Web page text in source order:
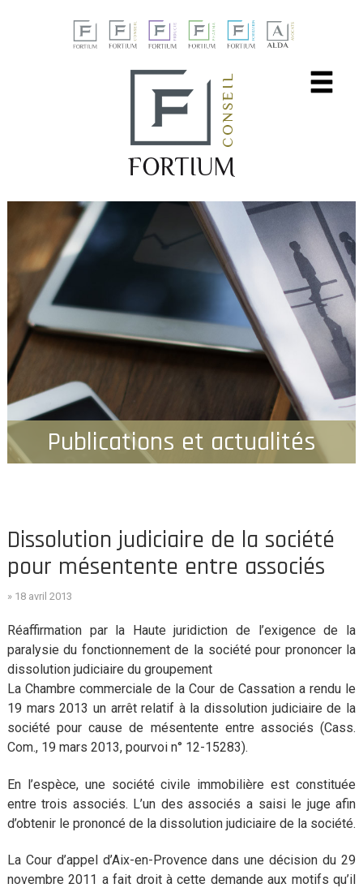
Publications et actualités
Dissolution judiciaire de la société
pour mésentente entre associés
» 18 avril 2013
Réaffirmation par la Haute juridiction de l’exigence de la
paralysie du fonctionnement de la société pour prononcer la
dissolution judiciaire du groupement
La Chambre commerciale de la Cour de Cassation a rendu le
19 mars 2013 un arrêt relatif à la dissolution judiciaire de la
société pour cause de mésentente entre associés (Cass.
Com., 19 mars 2013, pourvoi n° 12-15283).
En l’espèce, une société civile immobilière est constituée
entre trois associés. L’un des associés a saisi le juge afin
d’obtenir le prononcé de la dissolution judiciaire de la société.
La Cour d’appel d’Aix-en-Provence dans une décision du 29
novembre 2011 a fait droit à cette demande aux motifs qu’il